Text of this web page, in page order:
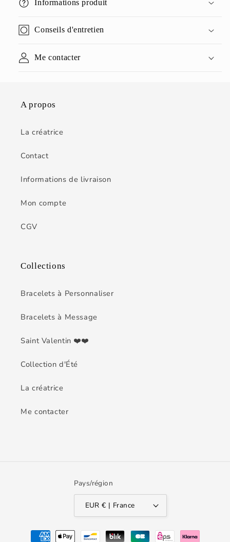
Informations produit
Conseils d'entretien
Me contacter
A propos
La créatrice
Contact
Informations de livraison
Mon compte
CGV
Collections
Bracelets à Personnaliser
Bracelets à Message
Saint Valentin ❤️❤️
Collection d'Été
La créatrice
Me contacter
Pays/région
EUR € | France
Moyens